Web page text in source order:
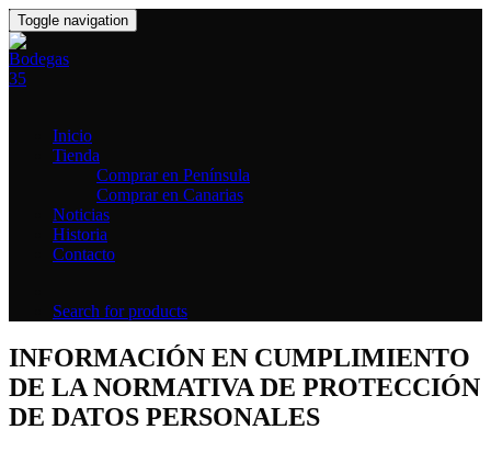
Toggle navigation
Inicio
Tienda
Comprar en Península
Comprar en Canarias
Noticias
Historia
Contacto
Search for products
INFORMACIÓN EN CUMPLIMIENTO
DE LA NORMATIVA DE PROTECCIÓN
DE DATOS PERSONALES